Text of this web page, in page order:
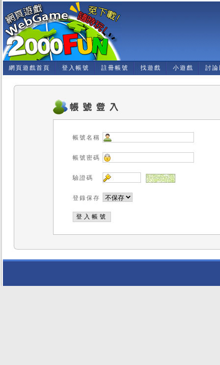
網頁遊戲首頁 登入帳號 註冊帳號 找遊戲 小遊戲 討
帳號名稱
帳號密碼
驗證碼
登錄保存